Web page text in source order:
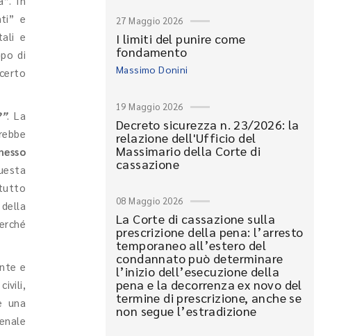
e
e
di
. La
e
una
27 Maggio 2026
I limiti del punire come
fondamento
Massimo Donini
19 Maggio 2026
Decreto sicurezza n. 23/2026: la
relazione dell'Ufficio del
Massimario della Corte di
cassazione
08 Maggio 2026
La Corte di cassazione sulla
prescrizione della pena: l’arresto
temporaneo all’estero del
condannato può determinare
l’inizio dell’esecuzione della
pena e la decorrenza ex novo del
termine di prescrizione, anche se
non segue l’estradizione